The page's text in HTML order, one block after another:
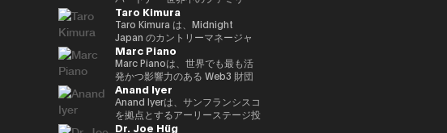
という確固たる信念のもと、
Budki は分散型テクノロジーの進
化を牽引する重要な存在である。
**ヴィニート・ブドキ（Vineet
Budki）**は、戦略的投資とグロ
ーバルな思想的リーダーシップを
通じて Web3 分野の成長を牽引
する、業界を代表する人物であ
る。 1億ドル規模の暗号資産特化
型ファンド Sigma Capital の
CIO Summit（アゼルバイジャ
ン、2023年）にて Impact
Trailblazer Award を受賞 • 国家
レベルの AI プロジェクトに携わ
り、技術のローカライズを推進 •
AI・データ・DX に関する専門的
なトレーニングを提供 • e-
Government、デジタルトランス
フォーメーション、人工知能、第
4次産業革命に関連する複数のプ
ディストリビューションチームを
統括し、ビジネス戦略を牽引しま
した。 ベンはサザンカリフォル
ニアの早期スタートアップに投資
し、メンタリングも行っていま
す。彼は多数の証券ライセンスを
保有しており、カリフォルニア大
学バークレー校で工学の学士号を
取得し、UCLAアンダーソン経営
大学院でMBAを取得しました。
イツ語に堪能です。
型 NFT 基盤「Progmat UT」、
数多くの組織が入会する「デジタ
ルアセット共創コンソーシアム」
等を立ち上げる。2022 年、複数
の金融機関や取引所、ソフトウェ
ア企業の出資による、デジタルア
セット基盤事業の独立会社化を発
表し、2023年10月創業より代表
就任。特許登録8 件
を立ち上げた。Web3、
FinTech、Metaverse、スタート
アップを専門とする。 著書に
「NFTの教科書」、 ｢先読み！メ
タバース＆NFT」など。 日本ブ
ロックチェーン協会顧問、日本
STO協会監事、一般社団法人
Metaverse Japan監事、FinTech
協会キャピタルマーケッツ部門事
務局、HashPort監査役、前
Realitiesは、「テクノロジーは
前に出るのではなく、日常生活を
静かに支え、さりげなく価値を高
めるべきである」という人間中心
の理念に基づいて誕生しました。
その哲学は、高い評価を受けてい
る Even G1 および Even G2 ディ
スプレイ型スマートグラスのデザ
インにも色濃く反映されていま
す。これらの製品では、AIがリア
オフィス、ベンチャーキャピタ
ル、テクノロジー企業をつなぎ、
次世代のAI・Web3イノベーショ
ンを推進するグローバルアドバイ
ザー。 ボストンおよびサンフラ
ンシスコを拠点にAI・フィンテッ
ク・サイバーセキュリティ分野へ
投資する Mendoza Ventures の
ベンチャーパートナー、また、
AI・Web3分野に特化したスイス
Taro Kimura
Taro Kimura は、Midnight
Japan のカントリーマネージャ
ーを務めており、創業者としての
経験、エンタープライズ向けGo-
to-Market（GTM）のリーダー
シップ、そして国際的なビジネス
経験を兼ね備えています。現在、
日本市場におけるMidnightの戦
略を統括し、GTM、エンタープ
Marc Piano
Marc Pianoは、世界でも最も活
発かつ影響力のある Web3 財団
のいくつかにおいて、独立取締役
（Independent Director of
Record）およびコンサルタント
を務めている人物である。デジタ
Anand Iyer
Anand Iyerは、サンフランシスコ
を拠点とするアーリーステージ投
資ファンド Canonical のマネー
Dr. Joe Hüg